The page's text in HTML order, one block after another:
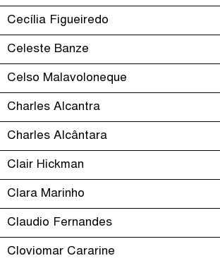
Cecília Figueiredo
Celeste Banze
Celso Malavoloneque
Charles Alcantra
Charles Alcântara
Clair Hickman
Clara Marinho
Claudio Fernandes
Cloviomar Cararine